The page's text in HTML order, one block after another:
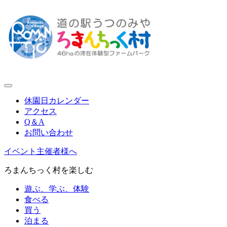
休園日カレンダー
アクセス
Q＆A
お問い合わせ
イベント主催者様へ
ろまんちっく村を楽しむ
遊ぶ、学ぶ、体験
食べる
買う
泊まる